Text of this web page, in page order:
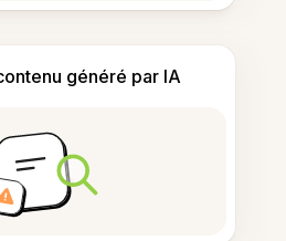
généré par IA